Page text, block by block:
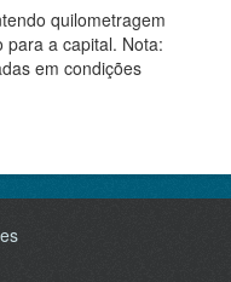
quilometragem
para a capital. Nota:
em condições